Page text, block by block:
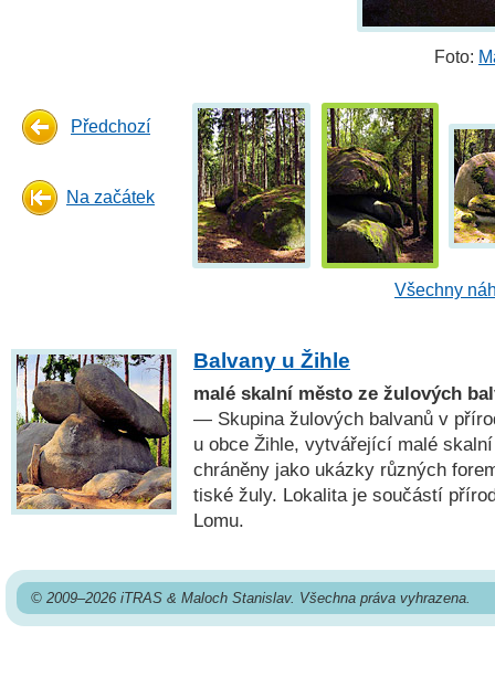
Foto:
Předchozí
Na začátek
Všechny
Balvany u Žihle
malé skalní město ze žulových
— Skupina žulových balvanů v
u obce Žihle, vytvářející malé
chráněny jako ukázky různých
tiské žuly. Lokalita je součástí
Lomu.
© 2009–2026 iTRAS & Maloch Stanislav. Všechna práva vyhrazena.